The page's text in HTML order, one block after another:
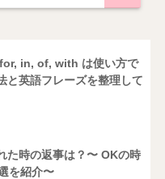
in, of, with は使い方で
と英語フレーズを整理して
た時の返事は？〜 OKの時
を紹介〜